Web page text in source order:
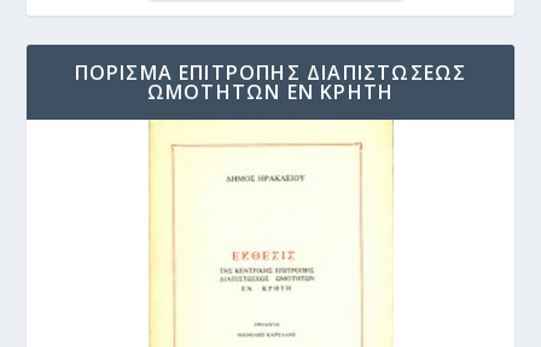
ΠΟΡΙΣΜΑ ΕΠΙΤΡΟΠΗΣ ΔΙΑΠΙΣΤΩΣΕΩΣ
ΩΜΟΤΗΤΩΝ ΕΝ ΚΡΗΤΗ